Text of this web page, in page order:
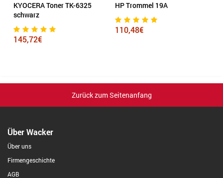
KYOCERA Toner TK-6325
schwarz
145,72€
HP Trommel 19A
110,48€
Zurück zum Seitenanfang
Über Wacker
Über uns
Firmengeschichte
AGB